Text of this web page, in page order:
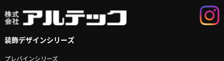
装飾デザインシリーズ
プレバインシリーズ